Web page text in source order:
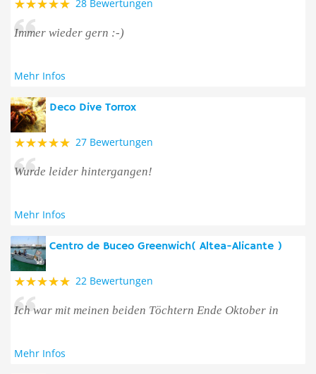
28 Bewertungen
Immer wieder gern :-)
Mehr Infos
Deco Dive Torrox
27 Bewertungen
Wurde leider hintergangen!
Mehr Infos
Centro de Buceo Greenwich( Altea-Alicante )
22 Bewertungen
Ich war mit meinen beiden Töchtern Ende Oktober in
Mehr Infos